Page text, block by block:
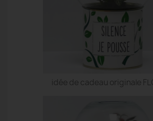
idée de cadeau originale